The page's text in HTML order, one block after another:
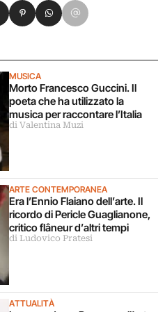
MUSICA
Morto Francesco Guccini. Il
poeta che ha utilizzato la
musica per raccontare l’Italia
di Valentina Muzi
ARTE CONTEMPORANEA
Era l’Ennio Flaiano dell’arte. Il
ricordo di Pericle Guaglianone,
critico flâneur d’altri tempi
di Ludovico Pratesi
ATTUALITÀ
su Xsu LinkedIn
Condividi su Pinterest
Condividi su WhatsApp
Condividi su Email